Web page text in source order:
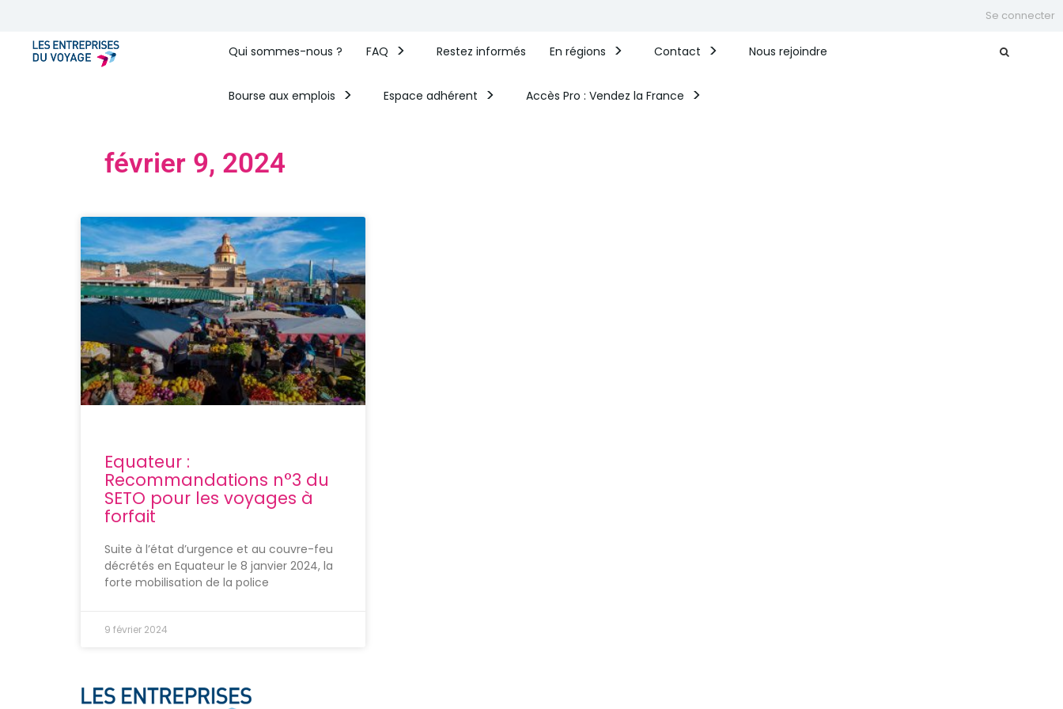
Se connecter
Qui sommes-nous ? FAQ Restez informés En régions Contact Nous rejoindre
Bourse aux emplois Espace adhérent Accès Pro : Vendez la France​
février 9, 2024
Equateur :
Recommandations n°3 du
SETO pour les voyages à
forfait
Suite à l’état d’urgence et au couvre-feu
décrétés en Equateur le 8 janvier 2024, la
forte mobilisation de la police
9 février 2024